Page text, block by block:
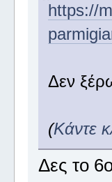
https://
Δεν
(Κάντε
Δες το